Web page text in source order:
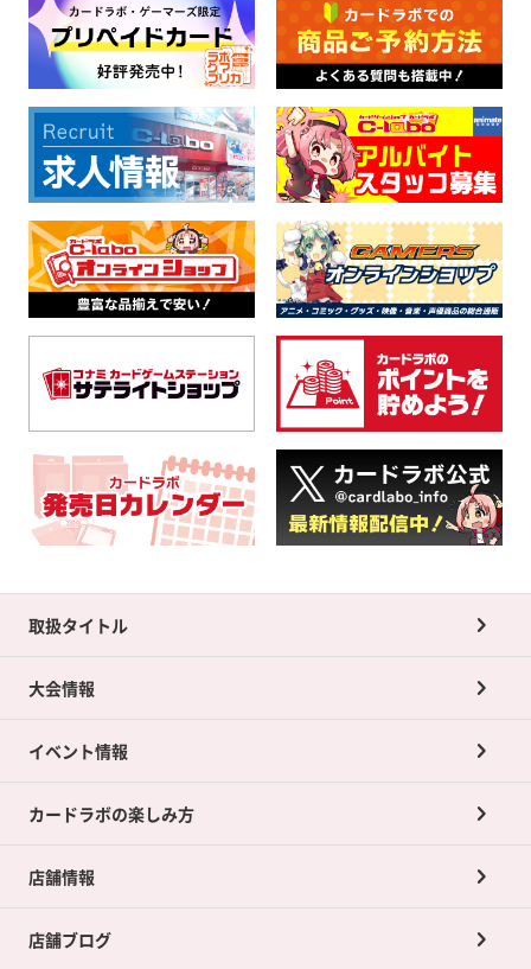
取扱タイトル
大会情報
イベント情報
カードラボの楽しみ方
店舗情報
店舗ブログ